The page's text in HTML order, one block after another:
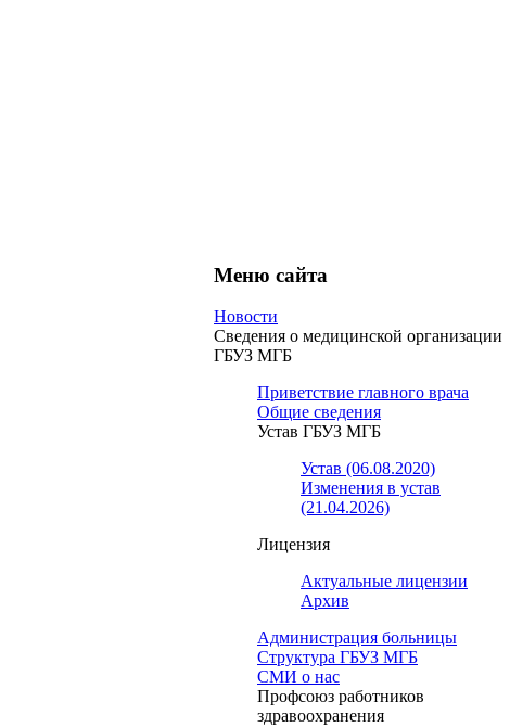
Меню сайта
Новости
Сведения о медицинской организации
ГБУЗ МГБ
Приветствие главного врача
Общие сведения
Устав ГБУЗ МГБ
Устав (06.08.2020)
Изменения в устав
(21.04.2026)
Лицензия
Актуальные лицензии
Архив
Администрация больницы
Структура ГБУЗ МГБ
СМИ о нас
Профсоюз работников
здравоохранения